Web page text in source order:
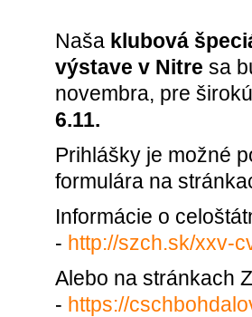
Naša klubová
výstave v Nitre sa
novembra, pre
6.11.
Prihlášky je možné
formulára na
Informácie o
- http://szch.sk/xxv-
Alebo na stránkach
- https://